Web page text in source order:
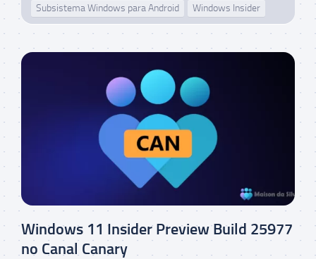
Subsistema Windows para Android Windows Insider
Windows 11 Insider Preview Build 25977
no Canal Canary